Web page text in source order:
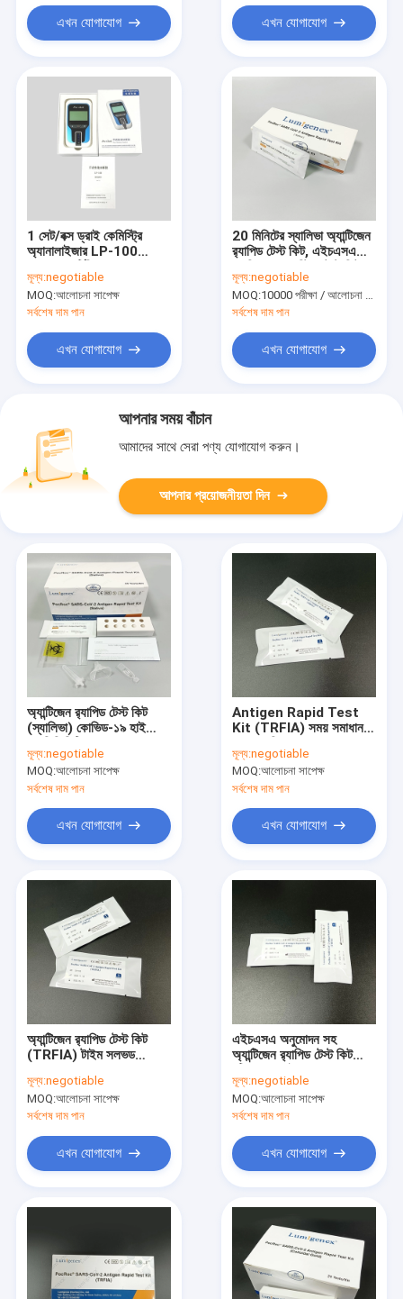
আমাদের সম্পর্কে
এখন যোগাযোগ এখন যোগাযোগ
1 সেট/বক্স ড্রাই কেমিস্ট্রি
অ্যানালাইজার LP-100
মূল্য:negotiable
MOQ:আলোচনা সাপেক্ষ
সর্বশেষ দাম পান
এখন যোগাযোগ
20 মিনিটের স্যালিভা অ্যান্টিজেন
র‌্যাপিড টেস্ট কিট, এইচএসএ
মূল্য:negotiable
MOQ:10000 পরীক্ষা / আলোচনা সাপেক্ষে
সর্বশেষ দাম পান
এখন যোগাযোগ
আপনার সময় বাঁচান
আমাদের সাথে সেরা পণ্য যোগাযোগ করুন।
আপনার প্রয়োজনীয়তা দিন
অ্যান্টিজেন র‌্যাপিড টেস্ট কিট
(স্যালিভা) কোভিড-১৯ হাই
মূল্য:negotiable
MOQ:আলোচনা সাপেক্ষ
সর্বশেষ দাম পান
এখন যোগাযোগ
Antigen Rapid Test
Kit (TRFIA) সময় সমাধান
মূল্য:negotiable
MOQ:আলোচনা সাপেক্ষ
সর্বশেষ দাম পান
এখন যোগাযোগ
অ্যান্টিজেন র‌্যাপিড টেস্ট কিট
(TRFIA) টাইম সলভড
মূল্য:negotiable
MOQ:আলোচনা সাপেক্ষ
সর্বশেষ দাম পান
এখন যোগাযোগ
এইচএসএ অনুমোদন সহ
অ্যান্টিজেন র‌্যাপিড টেস্ট কিট
মূল্য:negotiable
MOQ:আলোচনা সাপেক্ষ
সর্বশেষ দাম পান
এখন যোগাযোগ